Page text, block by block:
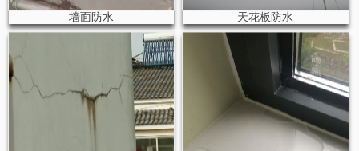
墙面防水 天花板防水